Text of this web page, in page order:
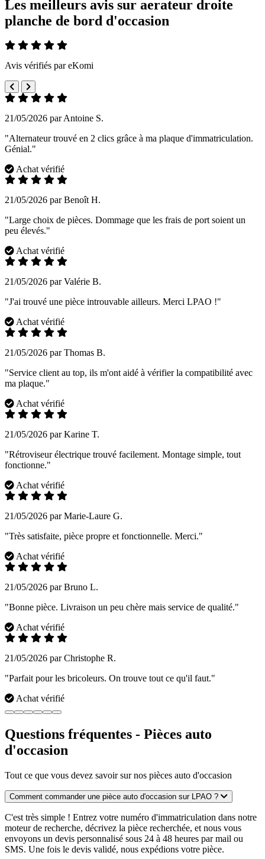
Les meilleurs avis sur aerateur droite
planche de bord d'occasion
Avis vérifiés par eKomi
21/05/2026 par Antoine S.
"Alternateur trouvé en 2 clics grâce à ma plaque d'immatriculation.
Génial."
Achat vérifié
21/05/2026 par Benoît H.
"Large choix de pièces. Dommage que les frais de port soient un
peu élevés."
Achat vérifié
21/05/2026 par Valérie B.
"J'ai trouvé une pièce introuvable ailleurs. Merci LPAO !"
Achat vérifié
21/05/2026 par Thomas B.
"Service client au top, ils m'ont aidé à vérifier la compatibilité avec
ma plaque."
Achat vérifié
21/05/2026 par Karine T.
"Rétroviseur électrique trouvé facilement. Montage simple, tout
fonctionne."
Achat vérifié
21/05/2026 par Marie-Laure G.
"Très satisfaite, pièce propre et fonctionnelle. Merci."
Achat vérifié
21/05/2026 par Bruno L.
"Bonne pièce. Livraison un peu chère mais service de qualité."
Achat vérifié
21/05/2026 par Christophe R.
"Parfait pour les bricoleurs. On trouve tout ce qu'il faut."
Achat vérifié
Questions fréquentes - Pièces auto
d'occasion
Tout ce que vous devez savoir sur nos pièces auto d'occasion
Comment commander une pièce auto d'occasion sur LPAO ?
C'est très simple ! Entrez votre numéro d'immatriculation dans notre
moteur de recherche, décrivez la pièce recherchée, et nous vous
envoyons un devis personnalisé sous 24 à 48 heures par mail ou
SMS. Une fois le devis validé, nous expédions votre pièce.